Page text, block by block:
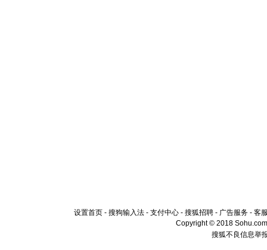
设置首页 - 搜狗输入法 - 支付中心 - 搜狐招聘 - 广告服务 - 客
Copyright © 2018
搜狐不良信息举